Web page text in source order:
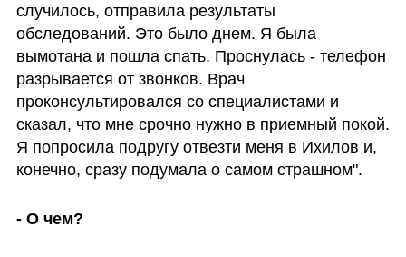
случилось, отправила результаты
обследований. Это было днем. Я была
вымотана и пошла спать. Проснулась - телефон
разрывается от звонков. Врач
проконсультировался со специалистами и
сказал, что мне срочно нужно в приемный покой.
Я попросила подругу отвезти меня в Ихилов и,
конечно, сразу подумала о самом страшном".
- О чем?